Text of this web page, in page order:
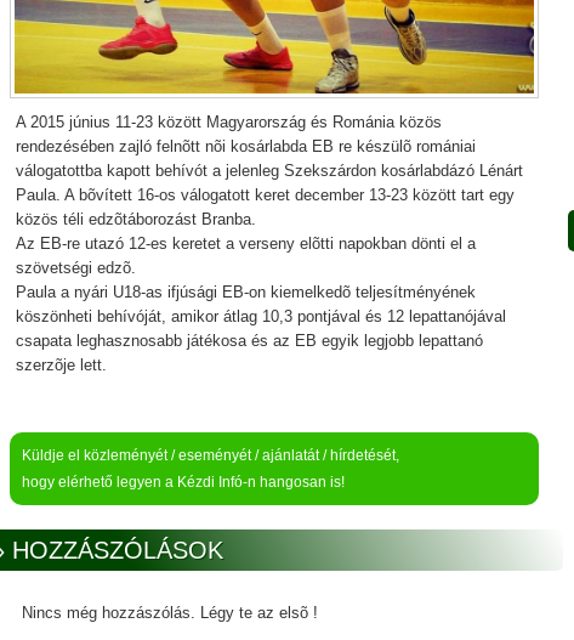
A 2015 június 11-23 között Magyarország és Románia közös
rendezésében zajló felnõtt nõi kosárlabda EB re készülõ romániai
válogatottba kapott behívót a jelenleg Szekszárdon kosárlabdázó Lénárt
Paula. A bõvített 16-os válogatott keret december 13-23 között tart egy
közös téli edzõtáborozást Branba.
Az EB-re utazó 12-es keretet a verseny elõtti napokban dönti el a
szövetségi edzõ.
Paula a nyári U18-as ifjúsági EB-on kiemelkedõ teljesítményének
köszönheti behívóját, amikor átlag 10,3 pontjával és 12 lepattanójával
csapata leghasznosabb játékosa és az EB egyik legjobb lepattanó
szerzõje lett.
Küldje el közleményét / eseményét / ajánlatát / hírdetését,
hogy elérhető legyen a Kézdi Infó-n hangosan is!
HOZZÁSZÓLÁSOK
Nincs még hozzászólás. Légy te az elsõ !